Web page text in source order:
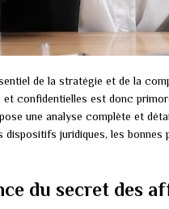
de la stratégie et de la
confidentielles est donc
une analyse complète et
juridiques, les bonnes
du secret des